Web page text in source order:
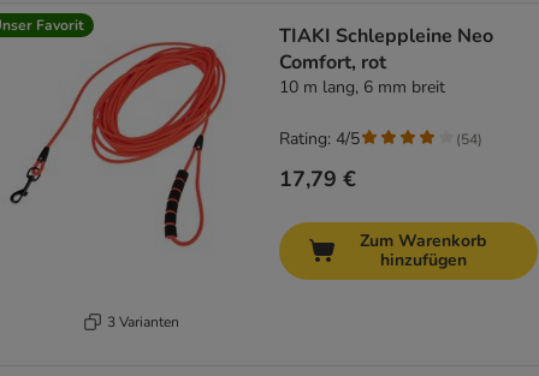
Favorit
3 Varianten
TIAKI Schleppleine Neo
Comfort, rot
10 m lang, 6 mm breit
17,79 €
Rating: 4/5 (54)
Zum Warenkorb
hinzufügen